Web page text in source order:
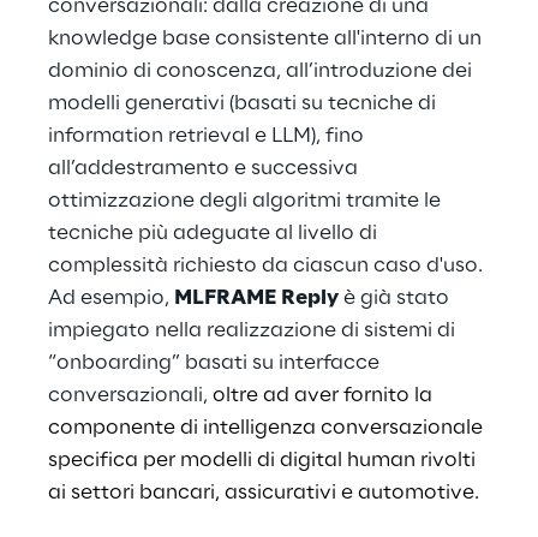
conversazionali: dalla creazione di una
knowledge base consistente all'interno di un
dominio di conoscenza, all’introduzione dei
modelli generativi (basati su tecniche di
information retrieval e LLM), fino
all’addestramento e successiva
ottimizzazione degli algoritmi tramite le
tecniche più adeguate al livello di
complessità richiesto da ciascun caso d'uso.
Ad esempio, MLFRAME Reply è già stato
impiegato nella realizzazione di sistemi di
“onboarding” basati su interfacce
conversazionali, oltre ad aver fornito la
componente di intelligenza conversazionale
specifica per modelli di digital human rivolti
ai settori bancari, assicurativi e automotive.